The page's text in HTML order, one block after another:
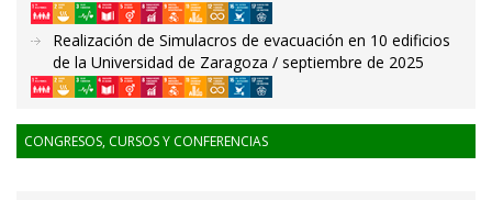
Realización de Simulacros de evacuación en 10 edificios
de la Universidad de Zaragoza / septiembre de 2025
CONGRESOS, CURSOS Y CONFERENCIAS